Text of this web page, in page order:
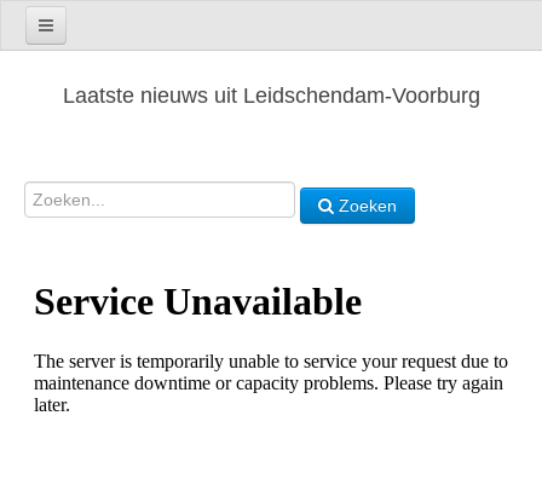
Laatste nieuws uit Leidschendam-Voorburg
Zoeken